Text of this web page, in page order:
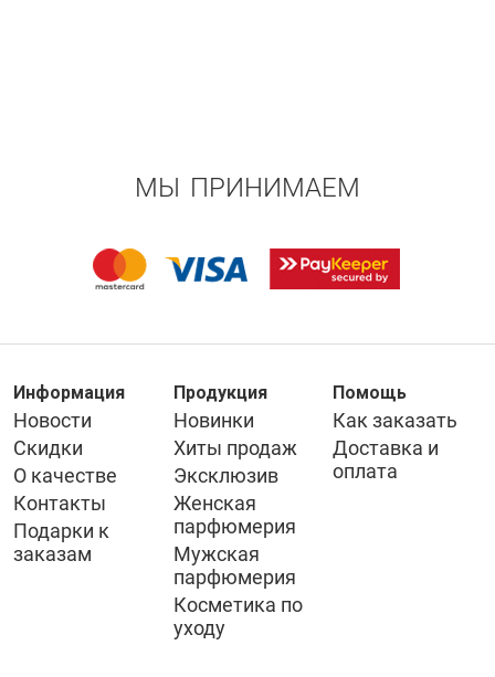
МЫ ПРИНИМАЕМ
Информация
Новости
Скидки
О качестве
Контакты
Подарки к
заказам
Продукция
Новинки
Хиты продаж
Эксклюзив
Женская
парфюмерия
Мужская
парфюмерия
Косметика по
уходу
Помощь
Как заказать
Доставка и
оплата